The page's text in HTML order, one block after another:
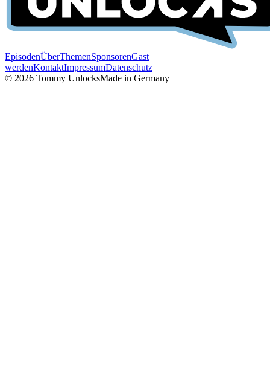
EpisodenÜberThemenSponsorenGast
werdenKontaktImpressumDatenschutz
© 2026 Tommy UnlocksMade in Germany